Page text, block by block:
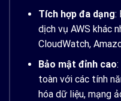
Tích hợp đa dạng:
dịch vụ AWS khác
CloudWatch,
Bảo mật đỉnh cao
toàn với các tính
hóa dữ liệu, mạng